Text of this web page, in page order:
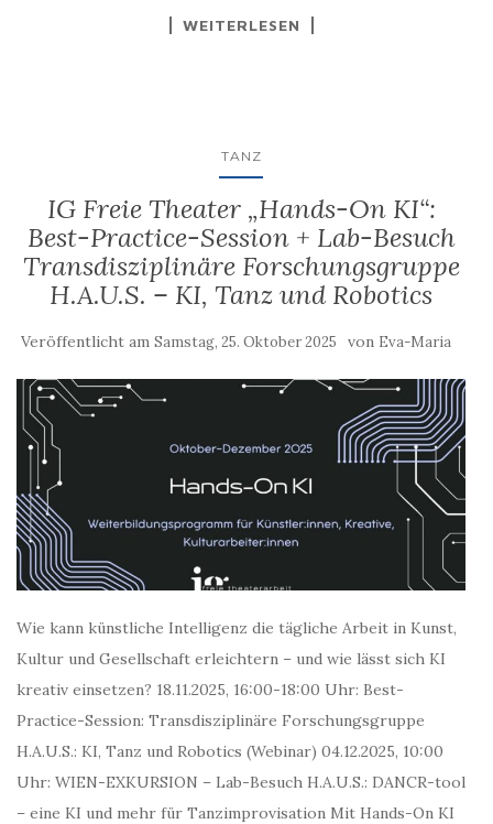
WEITERLESEN
TANZ
IG Freie Theater „Hands-On KI“:
Best-Practice-Session + Lab-Besuch
Transdisziplinäre Forschungsgruppe
H.A.U.S. – KI, Tanz und Robotics
Veröffentlicht am Samstag, 25. Oktober 2025 von Eva-Maria
Wie kann künstliche Intelligenz die tägliche Arbeit in Kunst,
Kultur und Gesellschaft erleichtern – und wie lässt sich KI
kreativ einsetzen? 18.11.2025, 16:00-18:00 Uhr: Best-
Practice-Session: Transdisziplinäre Forschungsgruppe
H.A.U.S.: KI, Tanz und Robotics (Webinar) 04.12.2025, 10:00
Uhr: WIEN-EXKURSION – Lab-Besuch H.A.U.S.: DANCR-tool
– eine KI und mehr für Tanzimprovisation Mit Hands-On KI